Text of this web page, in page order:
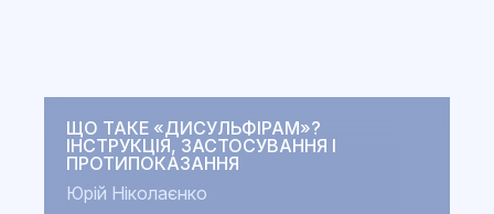
ЩО ТАКЕ «ДИСУЛЬФІРАМ»?
ІНСТРУКЦІЯ, ЗАСТОСУВАННЯ І
ПРОТИПОКАЗАННЯ
Юрій Ніколаєнко